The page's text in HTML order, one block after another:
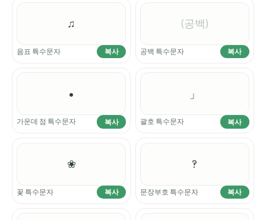
♫
음표 특수문자 복사
(공백)
공백 특수문자 복사
•
가운데 점 특수문자 복사
」
괄호 특수문자 복사
❀
꽃 특수문자 복사
‽
문장부호 특수문자 복사